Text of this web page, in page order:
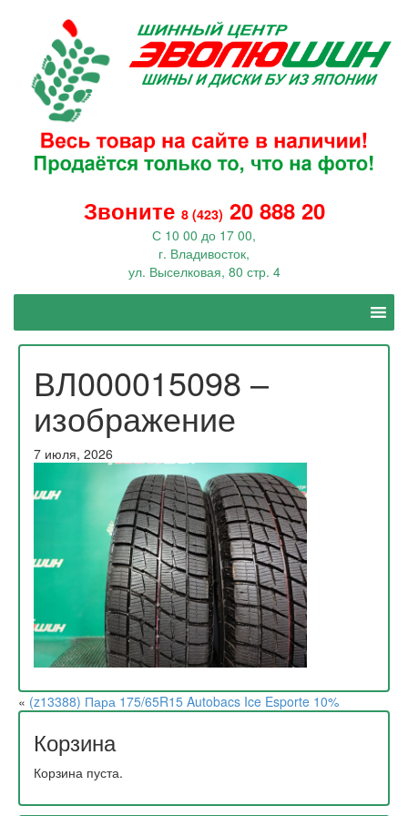
Звоните 8 (423) 20 888 20
С 10 00 до 17 00,
г. Владивосток,
ул. Выселковая, 80 стр. 4
ВЛ000015098 –
изображение
7 июля, 2026
« (z13388) Пара 175/65R15 Autobacs Ice Esporte 10%
Корзина
Корзина пуста.